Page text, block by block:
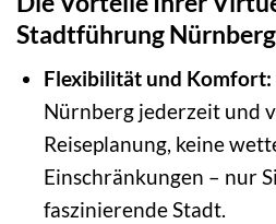
Stadtführung Nürnberg
Flexibilität und Komfort:
Nürnberg jederzeit und
Reiseplanung, keine
Einschränkungen – nur
faszinierende Stadt.